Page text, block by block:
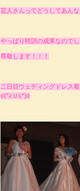
芸人さんってどうしてあん
やっぱり特訓の成果なので
尊敬します！！！
二日目 ウェディングドレス
o(*≧Ｕ≦*)o